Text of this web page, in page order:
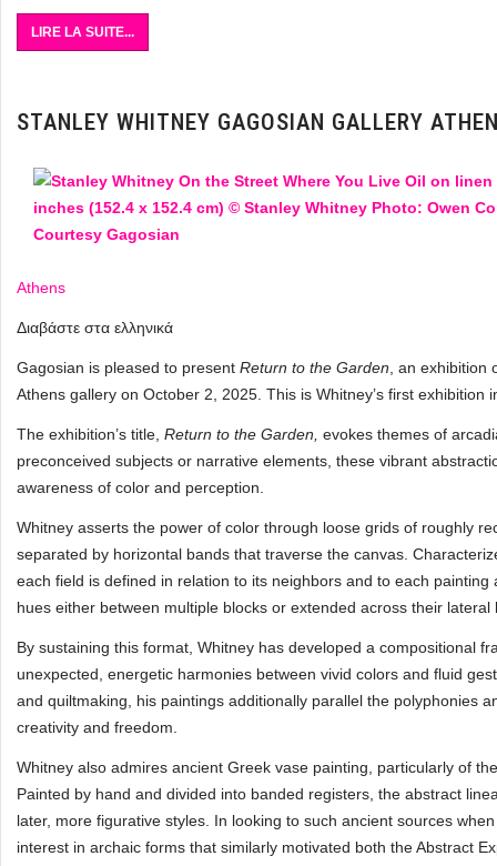
LIRE LA SUITE...
STANLEY WHITNEY GAGOSIAN GALLERY
Athens
Διαβάστε στα ελληνικά
Gagosian is pleased to present Return to the Garden , an
Athens gallery on October 2, 2025. This is Whitney’s first
The exhibition’s title, Return to the Garden, evokes themes of
preconceived subjects or narrative elements, these vibrant
awareness of color and perception.
Whitney asserts the power of color through loose grids of roughly
separated by horizontal bands that traverse the canvas.
each field is defined in relation to its neighbors and to each
hues either between multiple blocks or extended across their
By sustaining this format, Whitney has developed a compositional
unexpected, energetic harmonies between vivid colors and fluid
and quiltmaking, his paintings additionally parallel the polyphonies
creativity and freedom.
Whitney also admires ancient Greek vase painting, particularly of
Painted by hand and divided into banded registers, the abstract
later, more figurative styles. In looking to such ancient sources
interest in archaic forms that similarly motivated both the Abstract